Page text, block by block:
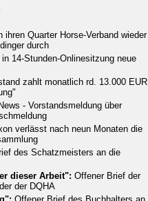
ihren Quarter Horse-Verband wieder
durch
14-Stunden-Onlinesitzung neue
zahlt monatlich rd. 13.000 EUR
- Vorstandsmeldung über
verlässt nach neun Monaten die
des Schatzmeisters an die
dieser Arbeit": Offener Brief der
der DQHA